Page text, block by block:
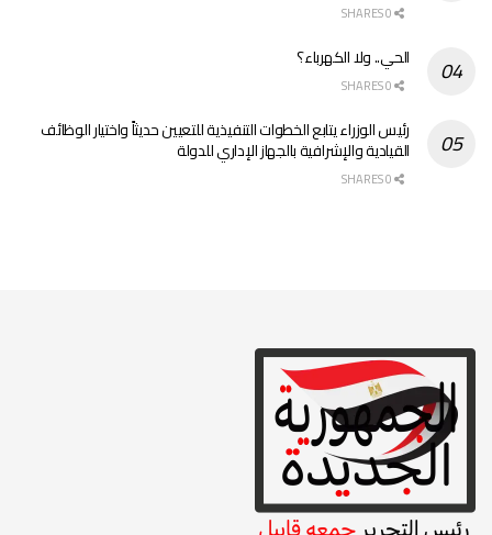
الحي.. ولا الكهرباء؟
رئيس الوزراء يتابع الخطوات التنفيذية للتعيين حديثاً واختيار الوظائف
القيادية والإشرافية بالجهاز الإداري للدولة